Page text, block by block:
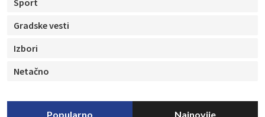
Gradske vesti
Izbori
Netačno
Popularno Najnovije